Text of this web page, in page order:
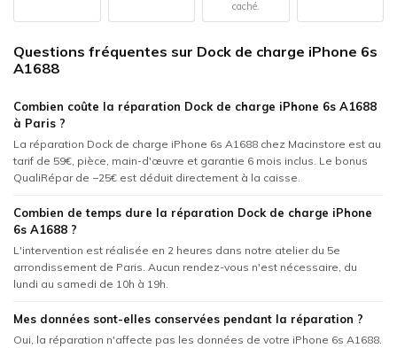
caché.
Questions fréquentes sur Dock de charge iPhone 6s
A1688
Combien coûte la réparation Dock de charge iPhone 6s A1688
à Paris ?
La réparation Dock de charge iPhone 6s A1688 chez Macinstore est au
tarif de 59€, pièce, main-d'œuvre et garantie 6 mois inclus. Le bonus
QualiRépar de −25€ est déduit directement à la caisse.
Combien de temps dure la réparation Dock de charge iPhone
6s A1688 ?
L'intervention est réalisée en 2 heures dans notre atelier du 5e
arrondissement de Paris. Aucun rendez-vous n'est nécessaire, du
lundi au samedi de 10h à 19h.
Mes données sont-elles conservées pendant la réparation ?
Oui, la réparation n'affecte pas les données de votre iPhone 6s A1688.